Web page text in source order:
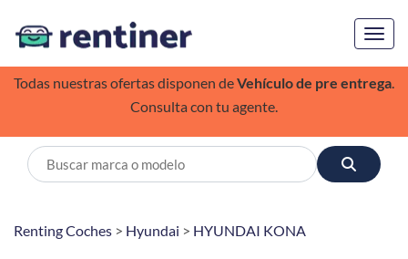
Todas nuestras ofertas disponen deVehículo de pre entrega.
Consulta con tu agente.
Renting Coches > Hyundai > HYUNDAI KONA